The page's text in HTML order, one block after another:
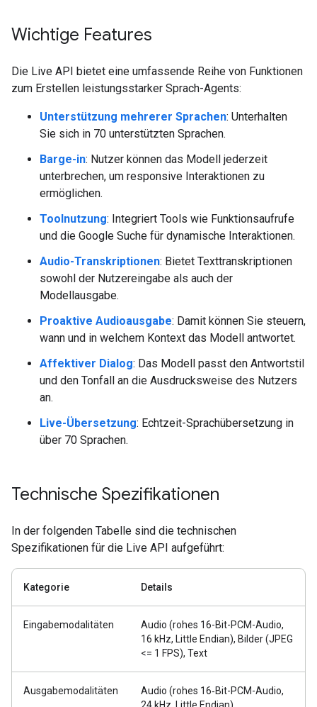
Wichtige Features
Die Live API bietet eine umfassende Reihe von Funktionen
zum Erstellen leistungsstarker Sprach-Agents:
Unterstützung mehrerer Sprachen: Unterhalten
Sie sich in 70 unterstützten Sprachen.
Barge-in: Nutzer können das Modell jederzeit
unterbrechen, um responsive Interaktionen zu
ermöglichen.
Toolnutzung: Integriert Tools wie Funktionsaufrufe
und die Google Suche für dynamische Interaktionen.
Audio-Transkriptionen: Bietet Texttranskriptionen
sowohl der Nutzereingabe als auch der
Modellausgabe.
Proaktive Audioausgabe: Damit können Sie steuern,
wann und in welchem Kontext das Modell antwortet.
Affektiver Dialog: Das Modell passt den Antwortstil
und den Tonfall an die Ausdrucksweise des Nutzers
an.
Live-Übersetzung: Echtzeit-Sprachübersetzung in
über 70 Sprachen.
Technische Spezifikationen
In der folgenden Tabelle sind die technischen
Spezifikationen für die Live API aufgeführt:
Kategorie Details
Eingabemodalitäten
Audio (rohes 16-Bit-PCM-Audio,
16 kHz, Little Endian), Bilder (JPEG
<= 1 FPS), Text
Ausgabemodalitäten
Audio (rohes 16‑Bit-PCM-Audio,